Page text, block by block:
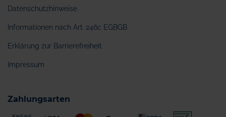
Datenschutzhinweise
Informationen nach Art. 246c EGBGB
Erklärung zur Barrierefreiheit
Impressum
Zahlungsarten